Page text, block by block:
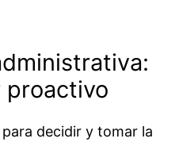
proactivo
decidir y tomar la